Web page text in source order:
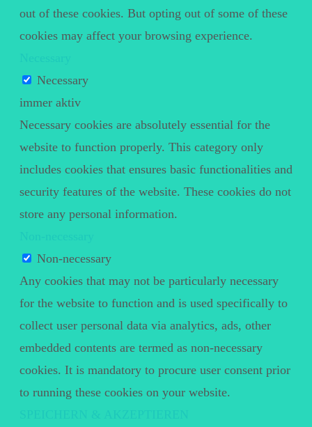
out of these cookies. But opting out of some of these
cookies may affect your browsing experience.
Necessary
immer aktiv
Necessary cookies are absolutely essential for the
website to function properly. This category only
includes cookies that ensures basic functionalities and
security features of the website. These cookies do not
store any personal information.
Non-necessary
Any cookies that may not be particularly necessary
for the website to function and is used specifically to
collect user personal data via analytics, ads, other
embedded contents are termed as non-necessary
cookies. It is mandatory to procure user consent prior
to running these cookies on your website.